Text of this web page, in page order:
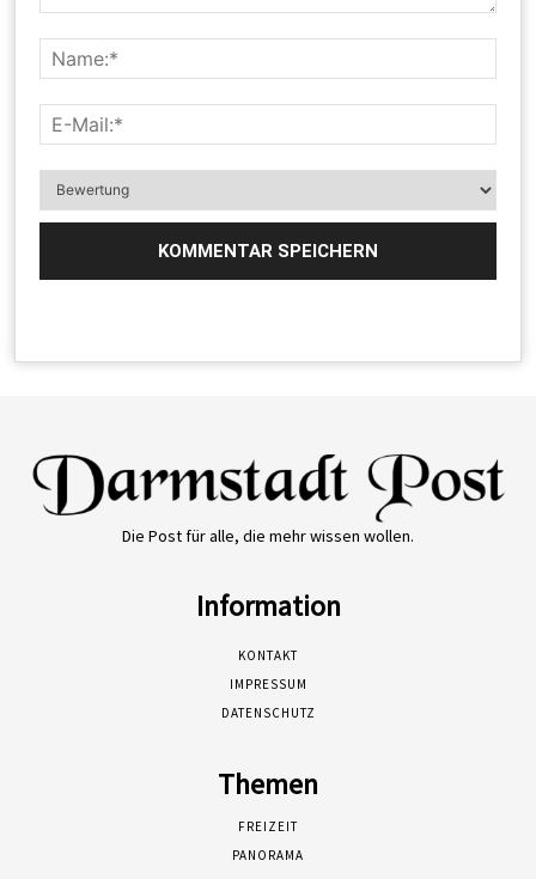
Die Post für alle, die mehr wissen wollen.
Information
KONTAKT
IMPRESSUM
DATENSCHUTZ
Themen
FREIZEIT
PANORAMA